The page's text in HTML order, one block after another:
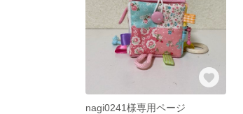
nagi0241様専用ページ